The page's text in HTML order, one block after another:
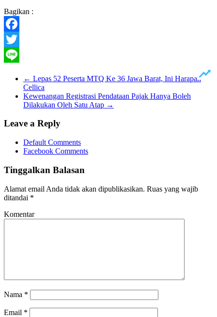
Bagikan :
Facebook
Twitter
← Lepas 52 Peserta MTQ Ke 36 Jawa Barat, Ini Harapan
Cellica
Kewenangan Registrasi Pendataan Pajak Hanya Boleh
Dilakukan Oleh Satu Atap →
Leave a Reply
Default Comments
Facebook Comments
Tinggalkan Balasan
Alamat email Anda tidak akan dipublikasikan. Ruas yang wajib
ditandai *
Komentar
Nama *
Email *